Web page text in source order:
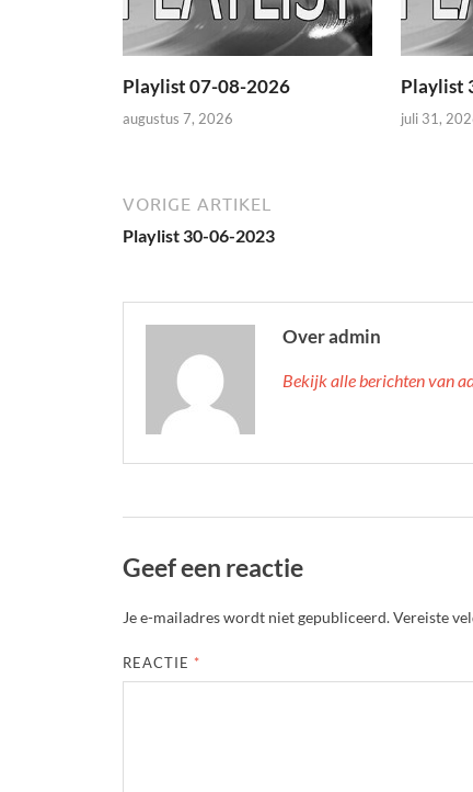
Playlist 07-08-2026
augustus 7, 2026
Playlist
juli 31,
VORIGE ARTIKEL
Playlist 30-06-2023
Over admin
Bekijk alle berichten van
Geef een reactie
Je e-mailadres wordt niet gepubliceerd.Vereiste
REACTIE *